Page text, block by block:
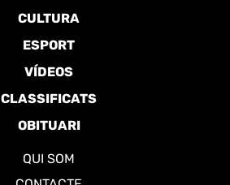
CULTURA
ESPORT
VÍDEOS
CLASSIFICATS
OBITUARI
QUI SOM